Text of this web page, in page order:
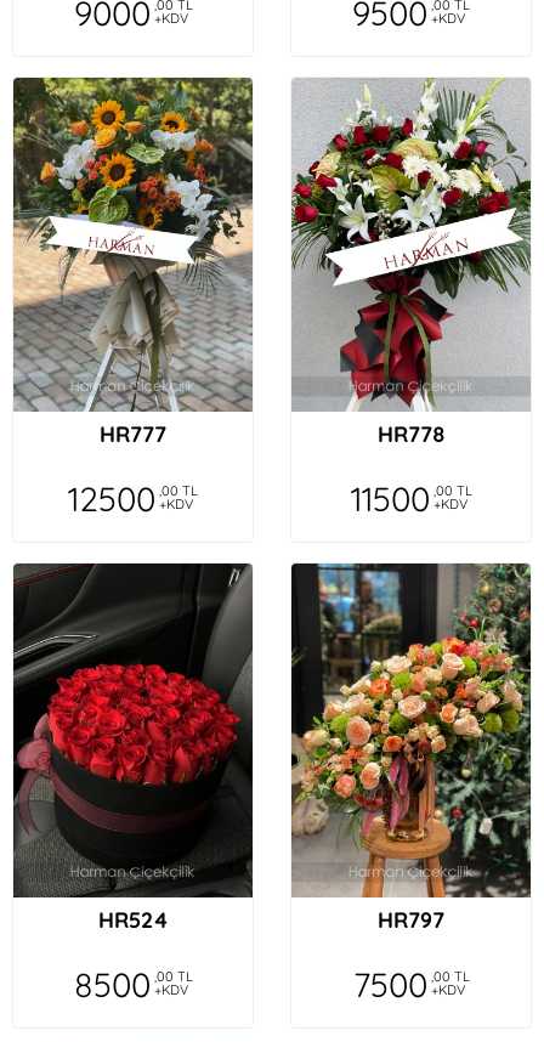
9000 ,00 TL
+KDV 9500 ,00 TL
+KDV
HR777
12500 ,00 TL
+KDV
HR778
11500 ,00 TL
+KDV
HR524
8500 ,00 TL
+KDV
HR797
7500 ,00 TL
+KDV